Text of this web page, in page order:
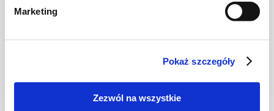
Marketing
Pokaż szczegóły
Zezwól na wszystkie
OWOCE MORZA
-